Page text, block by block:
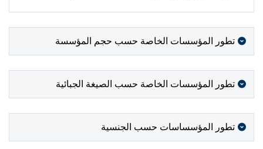
تطور المؤسسات الخاصة حسب حجم المؤسسة
تطور المؤسسات الخاصة حسب الصيغة الجبائية
تطور المؤسساسات حسب الجنسية